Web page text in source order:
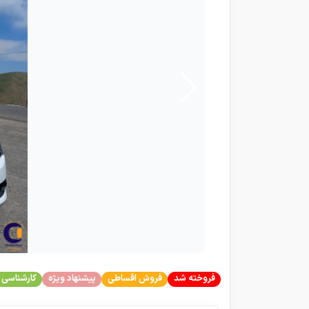
فروخته شد فروش اقساطی پیشنهاد ویژه